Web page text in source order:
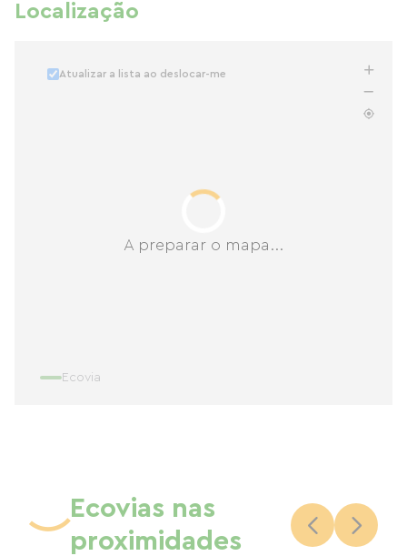
Localização
A preparar o mapa...
Atualizar a lista ao deslocar-me
Ecovia
Ecovias nas
proximidades